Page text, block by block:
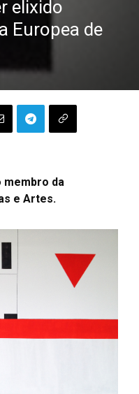
elixido
Europea de
membro da
e Artes.